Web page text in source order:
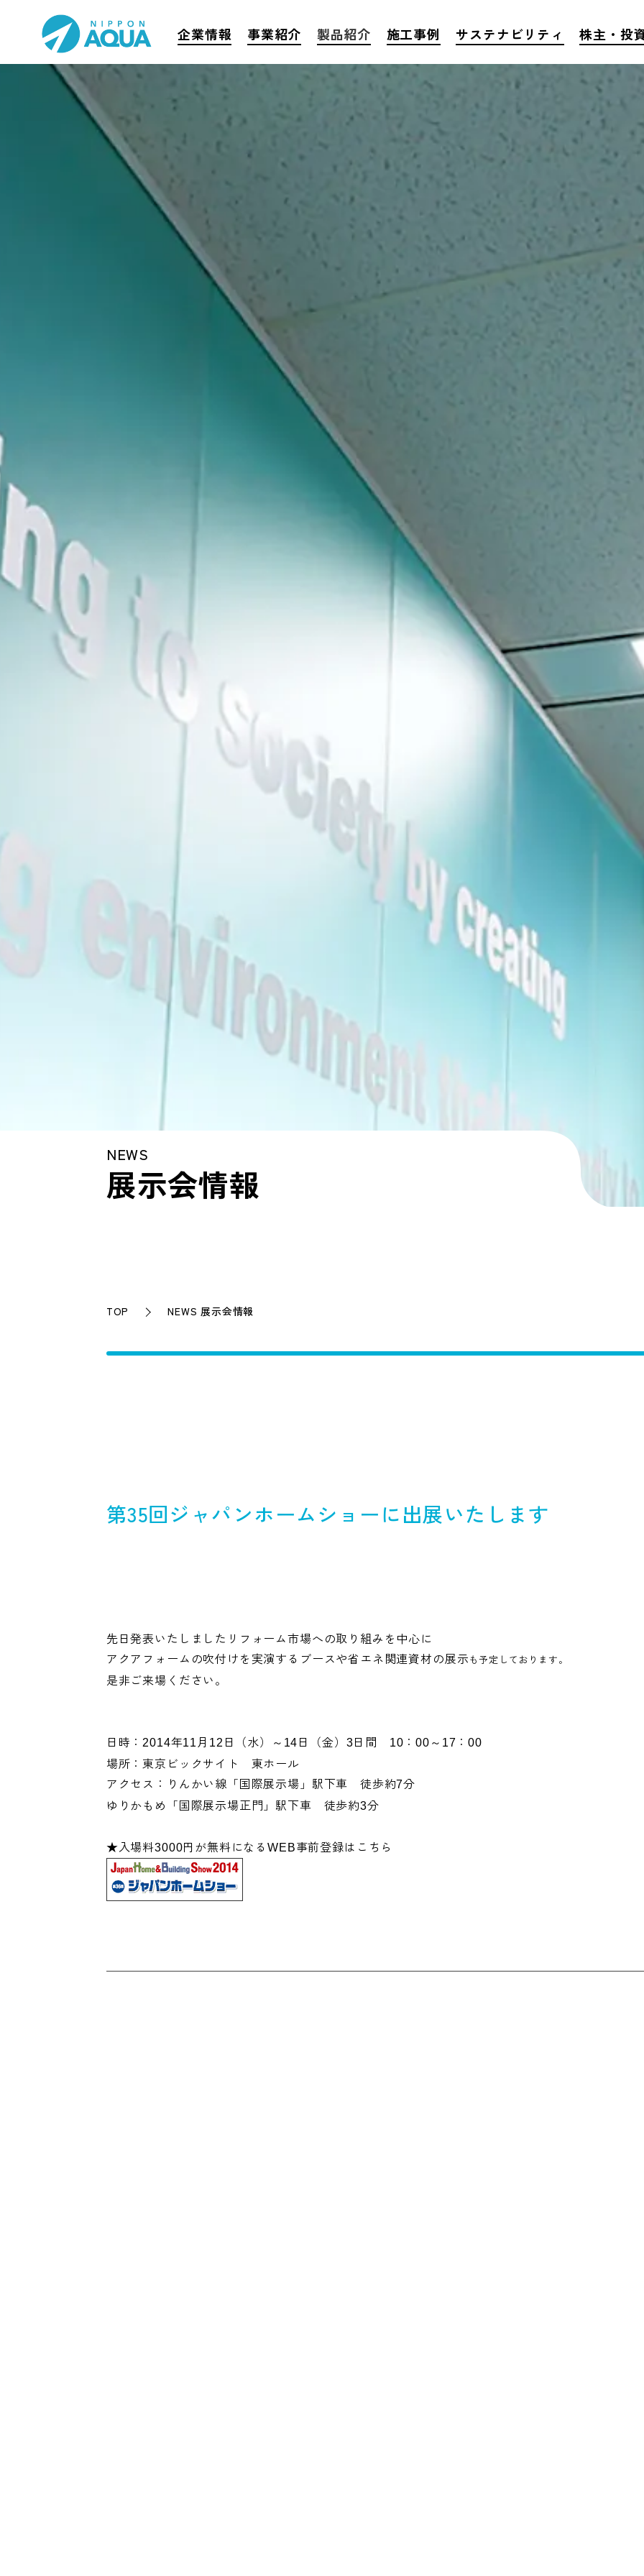
企業情報 事業紹介 製品紹介 施工事例 サステナビリティ 株主・投
NEWS
展示会情報
TOP NEWS 展示会情報
第35回ジャパンホームショーに出展いたします
先日発表いたしましたリフォーム市場への取り組みを中心に
アクアフォームの吹付けを実演するブースや省エネ関連資材の展示も予定しております。
是非ご来場ください。
日時：2014年11 月 12 日（水）～ 14 日（金） 3日間 10 ：00 ～ 17 ：00
場所：東京ビックサイト 東ホール
アクセス：りんかい線「国際展示場」駅下車 徒歩約7分
ゆりかもめ「国際展示場正門」駅下車 徒歩約3分
★入場料3000円が無料になるWEB事前登録はこちら